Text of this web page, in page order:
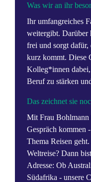
Was wir an ihr
Ihr umfangreiches
weitergibt. Darüber
frei und sorgt dafür,
kurz kommt. Diese
Kolleg*innen
Beruf zu stärken
Das zeichnet sie
Mit Frau Bohlmann
Gespräch kommen
Thema Reisen
Weltreise? Dann
Adresse: Ob
Südafrika - unsere